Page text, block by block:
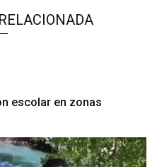
escolar en zonas